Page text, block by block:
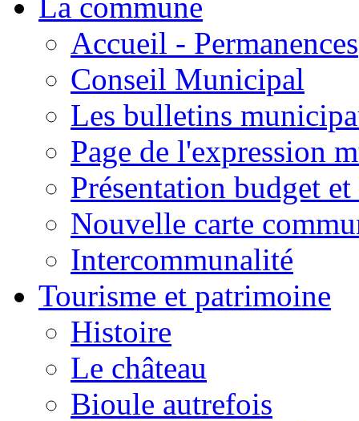
La commune
Accueil - Permanences
Conseil Municipal
Les bulletins
Page de l'expression
Présentation budget
Nouvelle carte
Intercommunalité
Tourisme et patrimoine
Histoire
Le château
Bioule autrefois